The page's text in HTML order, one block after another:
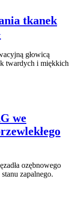
tkanek
głowicą
twardych i miękkich
we
ozębnowego
zapalnego.